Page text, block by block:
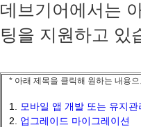
데브기어에서는
팅을 지원하고 있
* 아래 제목을 클릭해 원하는 내용
1.
모바일 앱 개발 또는 유지관
2. 업그레이드 마이그레이션